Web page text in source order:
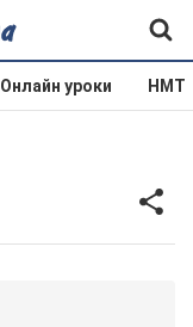
Онлайн уроки НМТ